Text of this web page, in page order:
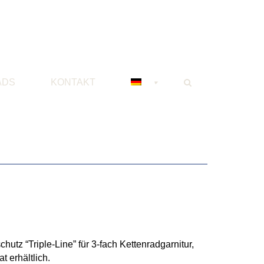
KONTAKT
“Triple-Line” für 3-fach Kettenradgarnitur,
erhältlich.